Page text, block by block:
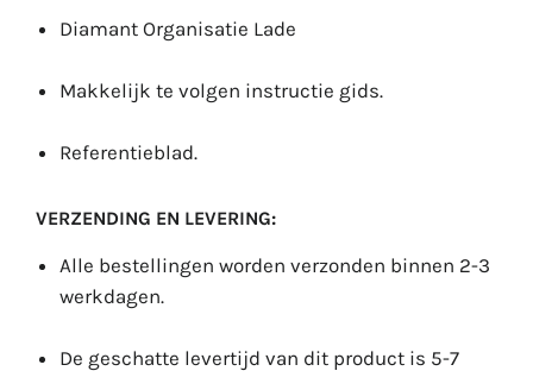
Diamant Organisatie Lade
Makkelijk te volgen instructie gids.
Referentieblad.
VERZENDING EN LEVERING:
Alle bestellingen worden verzonden binnen 2-3
werkdagen.
De geschatte levertijd van dit product is 5-7